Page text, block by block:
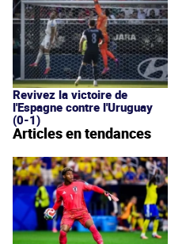
Revivez la victoire de
l'Espagne contre l'Uruguay
(0-1)
Articles en tendances